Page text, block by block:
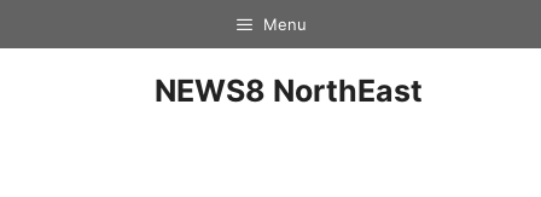
Menu
NEWS8 NorthEast